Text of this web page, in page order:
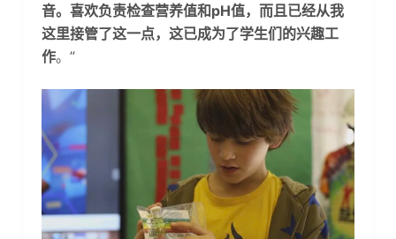
音。喜欢负责检查营养值和pH值，而且已经从我
这里接管了这一点，这已成为了学生们的兴趣工
作。”